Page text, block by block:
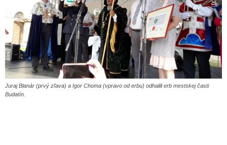
Juraj Blanár (prvý zľava) a Igor Choma (vpravo od erbu) odhalili erb mestskej časti
Budatín.